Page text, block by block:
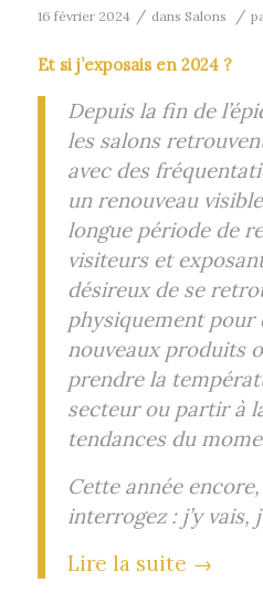
16 février 2024 / dans Salons /
Et si j’exposais en 2024 ?
Depuis la fin de
les salons
avec des
un renouveau
longue période de
visiteurs et
désireux de se
physiquement pour
nouveaux produits
prendre la
secteur ou partir à
tendances du
Cette année
interrogez : j’y vais,
Lire la suite →